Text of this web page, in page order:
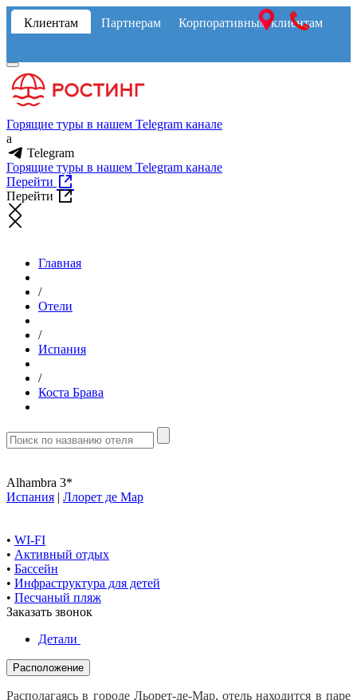
Клиентам Партнерам Корпоративным клиентам
Горящие туры в нашем Telegram канале
a
Telegram
Горящие туры в нашем Telegram канале
Перейти
Перейти
Главная
/
Отели
/
Испания
/
Коста Брава
Alhambra 3*
Испания | Ллорет де Мар
• WI-FI
• Активный отдых
• Бассейн
• Инфраструктура для детей
• Песчаный пляж
Заказать звонок
Детали
Расположение
Располагаясь в городе Льорет-де-Мар, отель находится в паре